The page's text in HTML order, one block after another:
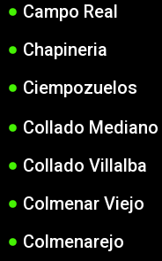
Campo Real
Chapineria
Ciempozuelos
Collado Mediano
Collado Villalba
Colmenar Viejo
Colmenarejo